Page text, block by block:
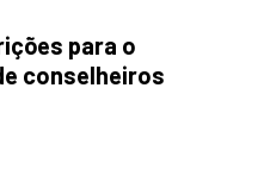
para o
conselheiros